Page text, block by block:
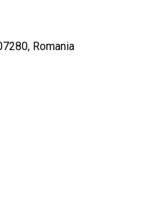
Romania